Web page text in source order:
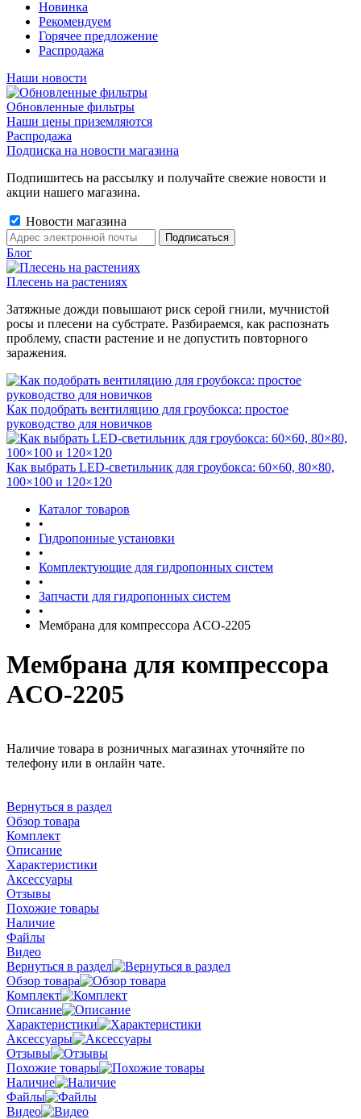
Новинка
Рекомендуем
Горячее предложение
Распродажа
Наши новости
Обновленные фильтры
Наши цены приземляются
Распродажа
Подписка на новости магазина
Подпишитесь на рассылку и получайте свежие новости и
акции нашего магазина.
Новости магазина
Блог
Плесень на растениях
Затяжные дожди повышают риск серой гнили, мучнистой
росы и плесени на субстрате. Разбираемся, как распознать
проблему, спасти растение и не допустить повторного
заражения.
Как подобрать вентиляцию для гроубокса: простое
руководство для новичков
Как выбрать LED-светильник для гроубокса: 60×60, 80×80,
100×100 и 120×120
Каталог товаров
•
Гидропонные установки
•
Комплектующие для гидропонных систем
•
Запчасти для гидропонных систем
•
Мембрана для компрессора ACO-2205
Мембрана для компрессора
ACO-2205
Наличие товара в розничных магазинах уточняйте по
телефону или в онлайн чате.
Вернуться в раздел
Обзор товара
Комплект
Описание
Характеристики
Аксессуары
Отзывы
Похожие товары
Наличие
Файлы
Видео
Вернуться в раздел
Обзор товара
Комплект
Описание
Характеристики
Аксессуары
Отзывы
Похожие товары
Наличие
Файлы
Видео